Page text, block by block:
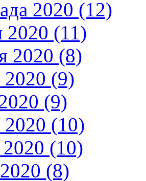
2020 (12)
2020 (11)
2020 (8)
2020 (9)
(9)
2020 (10)
2020 (10)
(8)